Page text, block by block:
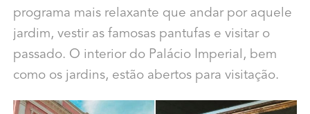
programa mais relaxante que andar por aquele
jardim, vestir as famosas pantufas e visitar o
passado. O interior do Palácio Imperial, bem
como os jardins, estão abertos para visitação.